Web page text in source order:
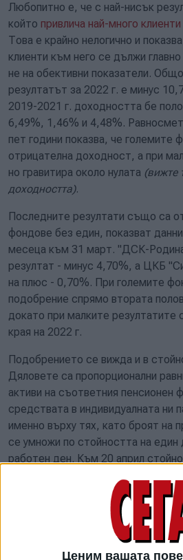
Ценим вашата
Любопитно е, че с най-нисък
който привлича най-много
Това е крайно нелогично и
клиенти към него се дължи
не на обективни показатели.
резултатът за 2022 г. е минус
2019-2021 г. доходността бе
6,49%, 1,46% и 4,48%.
пет години показва, че големите
отрицателна доходност, а при
но гравитира около нулата (вижте
доходността).
Последните резултати също са
фондове без един, показват
месеца към 31 март. "ДСК-
резултат - минус 4,70%, а ЦКБ
на плюс - 0,70%. При големите
подобрение спрямо втората
докато при малките резултатите
края на 2022 г.
Подобрението се вижда и в
Дяловете са пропорционални
активи на съответния пенсионен
средствата в индивидуалната ни
именно върху тях, като броят на
се умножи по стойността на един
работен ден. Към 20 април
на годината, показват данните на